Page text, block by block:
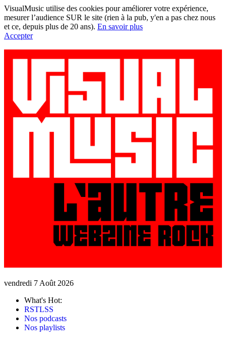
VisualMusic utilise des cookies pour améliorer votre expérience,
mesurer l’audience SUR le site (rien à la pub, y'en a pas chez nous
et ce, depuis plus de 20 ans). En savoir plus
Accepter
vendredi 7 Août 2026
What's Hot:
RSTLSS
Nos podcasts
Nos playlists